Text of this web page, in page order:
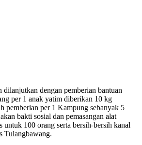
dilanjutkan dengan pemberian bantuan
per 1 anak yatim diberikan 10 kg
pemberian per 1 Kampung sebanyak 5
bakti sosial dan pemasangan alat
untuk 100 orang serta bersih-bersih kanal
Tulangbawang.